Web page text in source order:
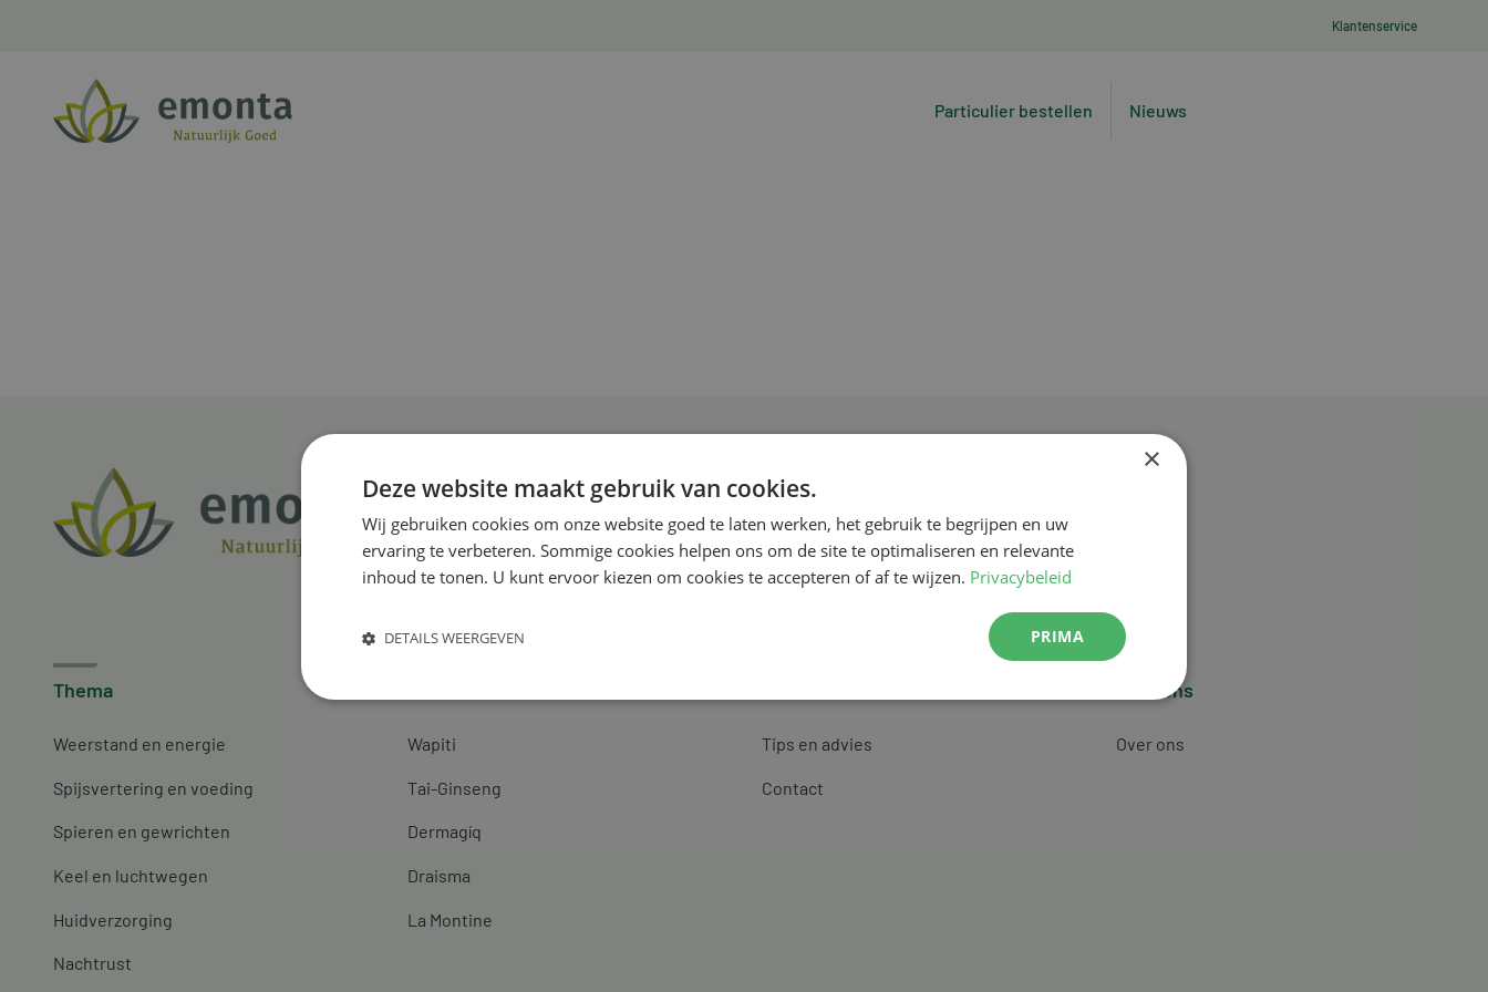
Klantenservice
Particulier bestellen Nieuws
Thema
Weerstand en energie
Spijsvertering en voeding
Spieren en gewrichten
Keel en luchtwegen
Huidverzorging
Nachtrust
Wapiti
Tai-Ginseng
Dermagíq
Draisma
La Montine
Tips en advies
Contact
Over ons
Over ons
×
Deze website maakt gebruik van cookies.
Wij gebruiken cookies om onze website goed te laten werken, het gebruik te begrijpen en uw
ervaring te verbeteren. Sommige cookies helpen ons om de site te optimaliseren en relevante
inhoud te tonen. U kunt ervoor kiezen om cookies te accepteren of af te wijzen. Privacybeleid
PRIMA
DETAILS WEERGEVEN